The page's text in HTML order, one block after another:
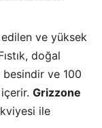
edilen ve yüksek
doğal
besindir ve 100
Grizzone
ile